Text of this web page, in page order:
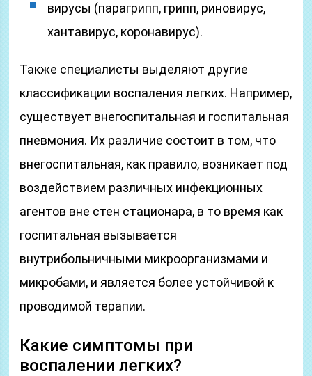
вирусы (парагрипп, грипп, риновирус,
хантавирус, коронавирус).
Также специалисты выделяют другие
классификации воспаления легких. Например,
существует внегоспитальная и госпитальная
пневмония. Их различие состоит в том, что
внегоспитальная, как правило, возникает под
воздействием различных инфекционных
агентов вне стен стационара, в то время как
госпитальная вызывается
внутрибольничными микроорганизмами и
микробами, и является более устойчивой к
проводимой терапии.
Какие симптомы при
воспалении легких?